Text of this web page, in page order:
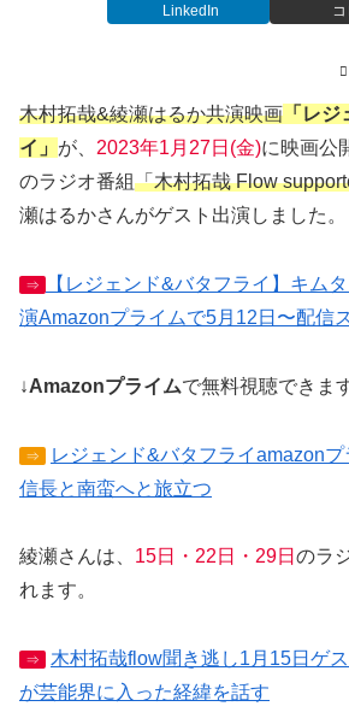
LinkedIn
木村拓哉&綾瀬はるか共演映画 「レ
イ」 が、 2023年1月27日(金)に映画公
のラジオ番組「木村拓哉 Flow
瀬はるかさんがゲスト出演しました。
⇒
【レジェンド&バタフライ】キム
演Amazonプライムで5月12日〜配信
↓Amazonプライムで無料視聴できま
⇒
レジェンド&バタフライamazon
信長と南蛮へと旅立つ
綾瀬さんは、 15日・22日・29日 のラ
れます。
⇒
木村拓哉flow聞き逃し1月15日ゲ
が芸能界に入った経緯を話す